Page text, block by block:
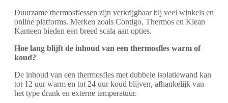
Duurzame thermosflessen zijn verkrijgbaar bij veel winkels en
online platforms. Merken zoals Contigo, Thermos en Klean
Kanteen bieden een breed scala aan opties.
Hoe lang blijft de inhoud van een thermosfles warm of
koud?
De inhoud van een thermosfles met dubbele isolatiewand kan
tot 12 uur warm en tot 24 uur koud blijven, afhankelijk van
het type drank en externe temperatuur.